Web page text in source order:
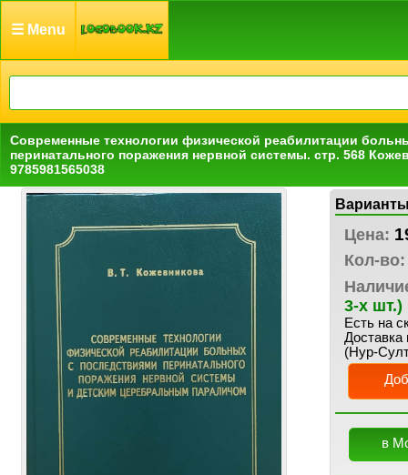
☰ Menu
Современные технологии физической реабилитации
перинатального поражения нервной системы. стр. 568
9785981565038
Цена:
Кол-во:
3-х шт.)
Есть на
Доставка
(Нур-
в